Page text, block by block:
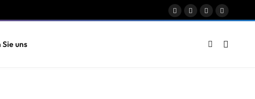
Facebook
X
Instagram
Pinterest
uns